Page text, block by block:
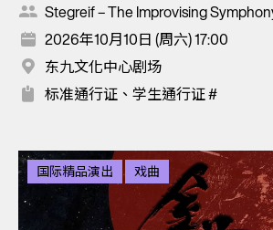
Stegreif – The Improvising
2026年10月10日 (周六) 17:00
东九文化中心剧场
标准通行证、学生通行证 #
国际精品演出 戏曲